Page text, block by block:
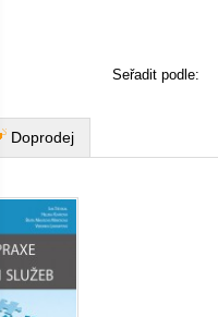
Seřadit podle:
Doprodej